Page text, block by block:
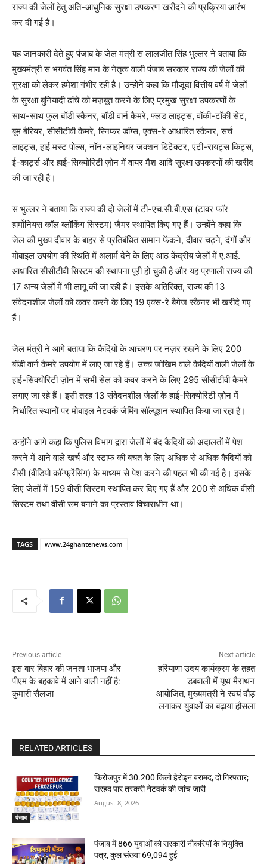
राज्य की जेलों हेतु अति-आधुनिक सुरक्षा उपकरण खरीदने की प्रक्रिया आरंभ
कर दी गई है।
यह जानकारी देते हुए पंजाब के जेल मंत्री स लालजीत सिंह भुल्लर ने बताया कि
मुख्यमंत्री स भगवंत सिंह मान के नेतृत्व वाली पंजाब सरकार राज्य की जेलों की
सुरक्षा को लेकर हमेशा गंभीर रही है। उन्होंने कहा कि मौजूदा वित्तीय वर्ष में जेलों
के सुरक्षा बुनियादी ढांचे को मज़बूत करने के लिए प्रमुख सुरक्षा उपकरणों के
साथ-साथ फुल बॉडी स्कैनर, बॉडी वार्न कैमरे, फ्लड लाइट्स, वॉकी-टॉकी सेट,
बूम बैरियर, सीसीटीवी कैमरे, स्निफर डॉग्स, एक्स-रे आधारित स्कैनर, सर्च
लाइट्स, हाई मस्ट पोल्स, नॉन-लाइनियर जंक्शन डिटेक्टर, एंटी-रायट्स किट्स,
ई-कार्ट्स और हाई-सिक्योरिटी ज़ोन में वायर मैश आदि सुरक्षा उपकरणों की खरीद
की जा रही है।
स भुल्लर ने बताया कि राज्य की दो जेलों में टी-एच.सी.बी.एस (टावर फॉर
हार्मोनियस कॉल ब्लॉकिंग सिस्टम) जैमर स्थापित किए गए हैं। उन्होंने कहा कि
जेल की मुख्य दीवार के बाहर से प्रतिबंधित सामान फेंकने, दीवार चढ़ने, दंगों और
मोबाइल उपयोग की स्थिति में अलार्म देने के लिए आठ केंद्रीय जेलों में ए.आई.
आधारित सीसीटीवी सिस्टम की स्थापना पूरी हो चुकी है और यह प्रणाली राज्य की
17 अन्य जेलों में भी लागू की जा रही है। इसके अतिरिक्त, राज्य की 13
संवेदनशील जेलों को कवर करने के लिए 19 एक्स-रे बैगेज स्कैनर भी खरीदे गए
हैं।
जेल मंत्री ने आगे बताया कि कैदियों के आचरण पर नज़र रखने के लिए 200
बॉडी वार्न कैमरे उपयोग में लाए जा रहे हैं। उच्च जोखिम वाले कैदियों वाली जेलों के
हाई-सिक्योरिटी ज़ोन में सभी सेल को कवर करने के लिए 295 सीसीटीवी कैमरे
लगाए जा रहे हैं। इसी तरह 13 संवेदनशील जेलों के हाई-सिक्योरिटी ज़ोन में
निर्धारित स्थानों पर मोबाइल नेटवर्क जैमिंग सॉल्यूशन स्थापित किया जा रहा है।
उन्होंने आगे कहा कि पुलिस विभाग द्वारा जेलों में बंद कैदियों को अदालतों में पेश
करने में आने वाले खर्च और स्टाफ की बचत के लिए अधिक से अधिक कैदियों को
वीसी (वीडियो कॉन्फ्रेंसिंग) के माध्यम से पेश करने की पहल भी की गई है। इसके
लिए जेलों में 159 वीसी सिस्टम स्थापित कर दिए गए हैं और 200 से अधिक वीसी
सिस्टम तथा वीसी रूम बनाने का प्रस्ताव विचाराधीन था।
TAGS www.24ghantenews.com
Previous article
इस बार बिहार की जनता भाजपा और
पीएम के बहकावे में आने वाली नहीं है:
कुमारी सैलजा
Next article
हरियाणा उदय कार्यक्रम के तहत
डबवाली में यूथ मैराथन
आयोजित, मुख्यमंत्री ने स्वयं दौड़
लगाकर युवाओं का बढ़ाया हौसला
RELATED ARTICLES
पंजाब
फिरोजपुर में 30.200 किलो हेरोइन बरामद, दो गिरफ्तार;
सरहद पार तस्करी नेटवर्क की जांच जारी
August 8, 2026
पंजाब में 866 युवाओं को सरकारी नौकरियों के नियुक्ति
पत्र, कुल संख्या 69,094 हुई